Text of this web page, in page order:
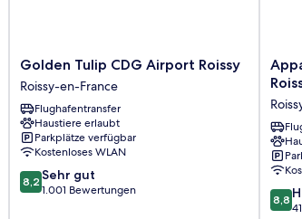
Golden
Tulip
CDG
Airport
Roissy
Roissy-
en-
France
Golden Tulip CDG Airport Roissy
Roissy-en-France
Flughafentransfer
Haustiere erlaubt
Parkplätze verfügbar
Kostenloses WLAN
8.2
von
8,2 Sehr gut
1.001 Bewertungen
Paris
Paris
CDG
en-
8.8
von
8,8